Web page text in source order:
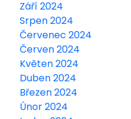
Září 2024
Srpen 2024
Červenec 2024
Červen 2024
Květen 2024
Duben 2024
Březen 2024
Únor 2024